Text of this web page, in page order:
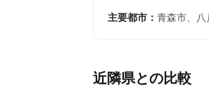
主要都市： 青森市、
近隣県との比較